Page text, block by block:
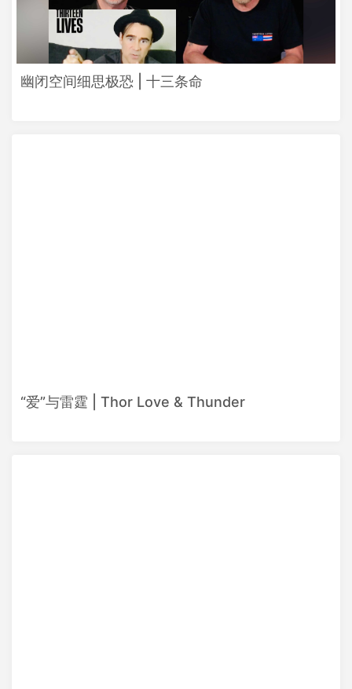
幽闭空间细思极恐 | 十三条命
“爱”与雷霆 | Thor Love & Thunder